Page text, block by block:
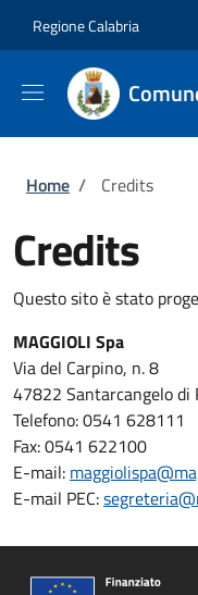
Regione Calabria
Briciole di
Home / Credits
Credits
Questo sito è stato
MAGGIOLI Spa
Via del Carpino, n. 8
47822 Santarcangelo di
Telefono: 0541 628111
Fax: 0541 622100
E-mail:
E-mail PEC: